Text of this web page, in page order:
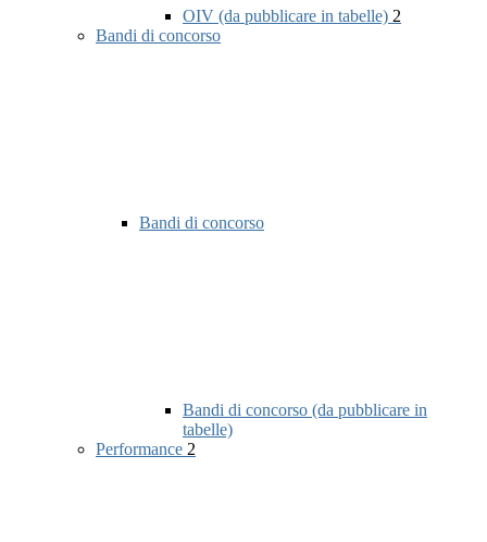
OIV (da pubblicare in tabelle) 2
Bandi di concorso
Bandi di concorso
Bandi di concorso (da pubblicare in
tabelle)
Performance 2